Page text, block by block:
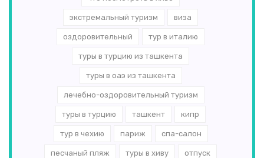
экстремальный туризм виза
оздоровительный тур в италию
туры в турцию из ташкента
туры в оаэ из ташкента
лечебно-оздоровительный туризм
туры в турцию ташкент кипр
тур в чехию париж спа-салон
песчаный пляж туры в хиву отпуск